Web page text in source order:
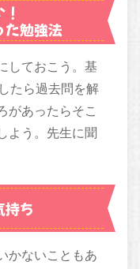
た勉強法
しておこう。基
たら過去問を解
があったらそこ
よう。先生に聞
持ち
かないこともあ